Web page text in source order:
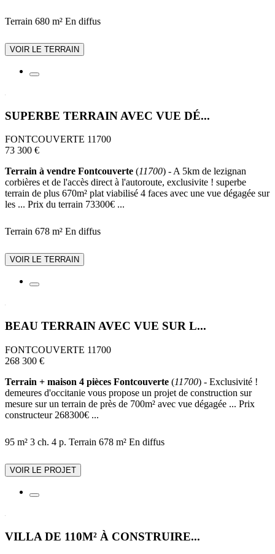
Terrain 680 m² En diffus
VOIR LE TERRAIN
SUPERBE TERRAIN AVEC VUE DÉ...
FONTCOUVERTE 11700
73 300 €
Terrain à vendre Fontcouverte (11700) - A 5km de lezignan
corbières et de l'accès direct à l'autoroute, exclusivite ! superbe
terrain de plus 670m² plat viabilisé 4 faces avec une vue dégagée sur
les ... Prix du terrain 73300€ ...
Terrain 678 m² En diffus
VOIR LE TERRAIN
BEAU TERRAIN AVEC VUE SUR L...
FONTCOUVERTE 11700
268 300 €
Terrain + maison 4 pièces Fontcouverte (11700) - Exclusivité !
demeures d'occitanie vous propose un projet de construction sur
mesure sur un terrain de près de 700m² avec vue dégagée ... Prix
constructeur 268300€ ...
95 m² 3 ch. 4 p. Terrain 678 m² En diffus
VOIR LE PROJET
VILLA DE 110M² À CONSTRUIRE...